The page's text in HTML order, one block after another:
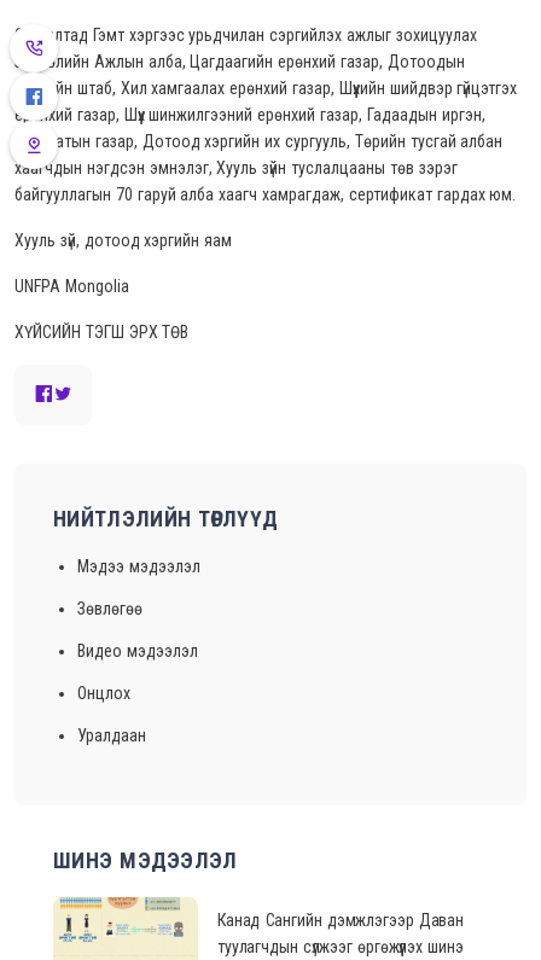
Сургалтад Гэмт хэргээс урьдчилан сэргийлэх ажлыг зохицуулах
зөвлөлийн Ажлын алба, Цагдаагийн ерөнхий газар, Дотоодын
цэргийн штаб, Хил хамгаалах ерөнхий газар, Шүүхийн шийдвэр гүйцэтгэх
ерөнхий газар, Шүүх шинжилгээний ерөнхий газар, Гадаадын иргэн,
харьяатын газар, Дотоод хэргийн их сургууль, Төрийн тусгай албан
хаагчдын нэгдсэн эмнэлэг, Хууль зүйн туслалцааны төв зэрэг
байгууллагын 70 гаруй алба хаагч хамрагдаж, сертификат гардах юм.
Хууль зүй, дотоод хэргийн яам
UNFPA Mongolia
ХҮЙСИЙН ТЭГШ ЭРХ ТӨВ
НИЙТЛЭЛИЙН ТӨРЛҮҮД
Мэдээ мэдээлэл
Зөвлөгөө
Видео мэдээлэл
Онцлох
Уралдаан
ШИНЭ МЭДЭЭЛЭЛ
Канад Сангийн дэмжлэгээр Даван
туулагчдын сүлжээг өргөжүүлэх шинэ